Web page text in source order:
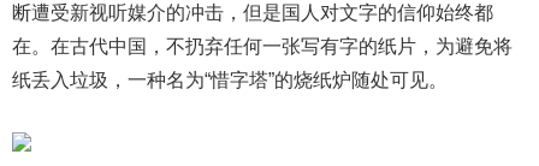
断遭受新视听媒介的冲击，但是国人对文字的信仰始终都
在。在古代中国，不扔弃任何一张写有字的纸片，为避免将
纸丢入垃圾，一种名为“惜字塔”的烧纸炉随处可见。